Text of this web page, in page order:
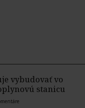
vybudovať vo
stanicu